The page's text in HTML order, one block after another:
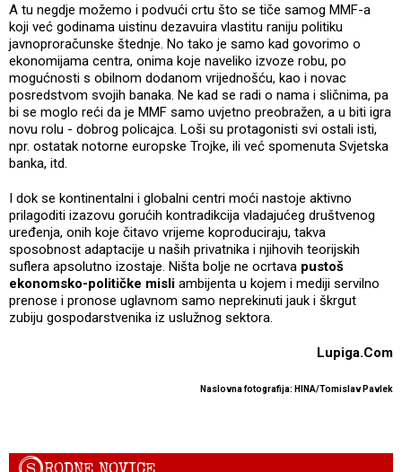
A tu negdje možemo i podvući crtu što se tiče samog MMF-a
koji već godinama uistinu dezavuira vlastitu raniju politiku
javnoproračunske štednje. No tako je samo kad govorimo o
ekonomijama centra, onima koje naveliko izvoze robu, po
mogućnosti s obilnom dodanom vrijednošću, kao i novac
posredstvom svojih banaka. Ne kad se radi o nama i sličnima, pa
bi se moglo reći da je MMF samo uvjetno preobražen, a u biti igra
novu rolu - dobrog policajca. Loši su protagonisti svi ostali isti,
npr. ostatak notorne europske Trojke, ili već spomenuta Svjetska
banka, itd.
I dok se kontinentalni i globalni centri moći nastoje aktivno
prilagoditi izazovu gorućih kontradikcija vladajućeg društvenog
uređenja, onih koje čitavo vrijeme koproduciraju, takva
sposobnost adaptacije u naših privatnika i njihovih teorijskih
suflera apsolutno izostaje. Ništa bolje ne ocrtava pustoš
ekonomsko-političke misli ambijenta u kojem i mediji servilno
prenose i pronose uglavnom samo neprekinuti jauk i škrgut
zubiju gospodarstvenika iz uslužnog sektora.
Lupiga.Com
Naslovna fotografija: HINA/Tomislav Pavlek